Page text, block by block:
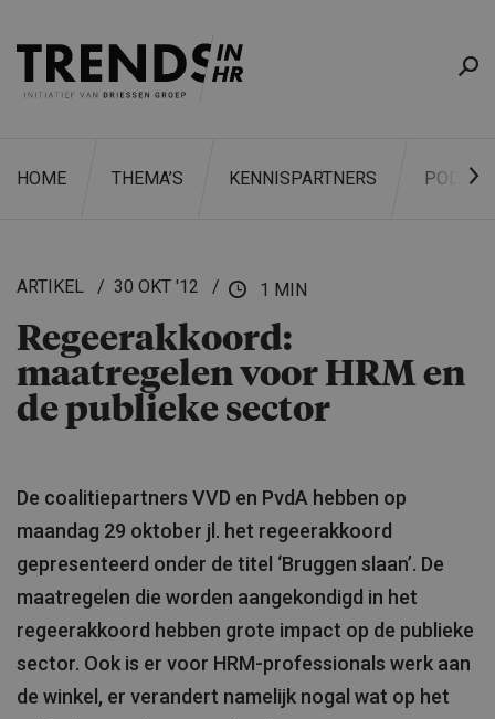
HOME THEMA’S KENNISPARTNERS
ARTIKEL 30 OKT '12 1 MIN
Regeerak­koord:
maatregelen voor HRM en
de publieke sector
De coalitiepartners VVD en PvdA hebben op
maandag 29 oktober jl. het regeerakkoord
gepresenteerd onder de titel ‘Bruggen slaan’. De
maatregelen die worden aangekondigd in het
regeerakkoord hebben grote impact op de publieke
sector. Ook is er voor HRM-professionals werk aan
de winkel, er verandert namelijk nogal wat op het